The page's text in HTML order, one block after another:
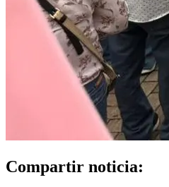
Compartir noticia: